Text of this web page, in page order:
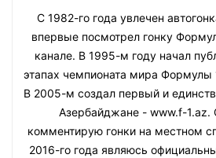
С 1982-го года увлечен
впервые посмотрел гонку
канале. В 1995-м году начал
этапах чемпионата мира Формулы
В 2005-м создал первый и
Азербайджане - www.f-1.az.
комментирую гонки на местном
2016-го года являюсь